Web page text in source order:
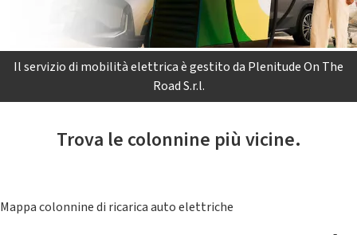
Il servizio di mobilità elettrica è gestito da Plenitude On The
Road S.r.l.
Trova le colonnine più vicine.
Mappa colonnine di ricarica auto elettriche